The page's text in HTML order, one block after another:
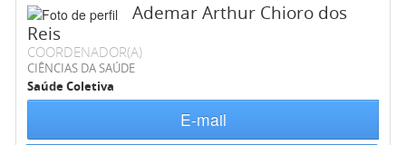
Ademar Arthur Chioro dos
Reis
COORDENADOR(A)
CIÊNCIAS DA SAÚDE
Saúde Coletiva
E-mail